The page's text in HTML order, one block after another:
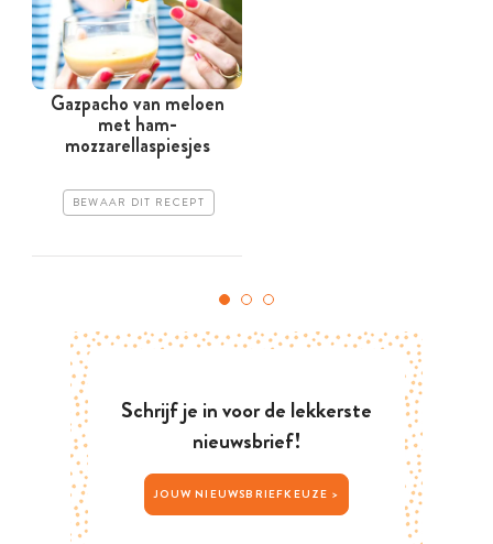
Gazpacho van meloen
met ham-
mozzarellaspiesjes
BEWAAR DIT RECEPT
Schrijf je in voor de lekkerste
nieuwsbrief!
JOUW NIEUWSBRIEFKEUZE >